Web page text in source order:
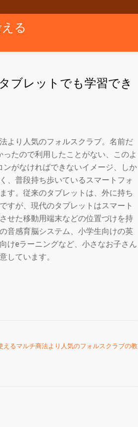
る
ブレットでも学習でき
より人気のフォルスクラブ。名前だ
たので利用したことがない、このよ
がなければできないイメージ、しか
、普段持ち歩いているスマートフォ
す。従来のタブレットは、外に持ち
すが、現代のタブレットはスマート
せた移動用端末などの位置づけを持
音感育脳システム、小学生向けの英
けeラーニングなど、小さなお子さん
しています。
えるマルチ商法より人気のフォルスクラブの教